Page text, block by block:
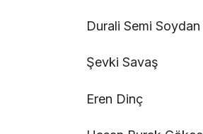
Durali Semi Soydan
Şevki Savaş
Eren Dinç